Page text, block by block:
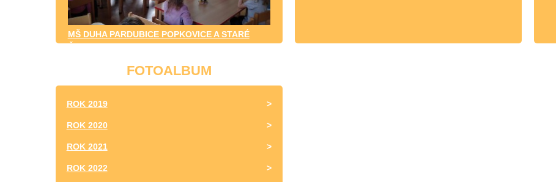
MŠ DUHA PARDUBICE POPKOVICE A STARÉ
ČIVICE
FOTOALBUM
ROK 2019
ROK 2020
ROK 2021
ROK 2022